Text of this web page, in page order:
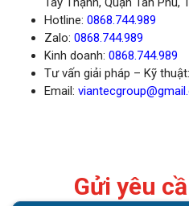
Hotline: 0868.744.989
Zalo: 0868.744.989
Kinh doanh: 0868.744.989
Tư vấn giải pháp – Kỹ thuật:
Email:
Gửi yêu